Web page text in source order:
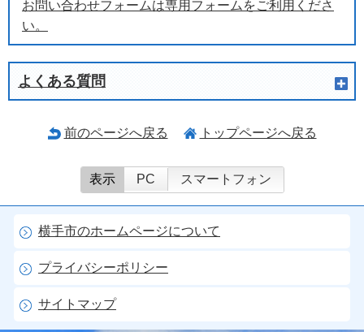
お問い合わせフォームは専用フォームをご利用くださ
い。
よくある質問
前のページへ戻る トップページへ戻る
表示 PC スマートフォン
横手市のホームページについて
プライバシーポリシー
サイトマップ